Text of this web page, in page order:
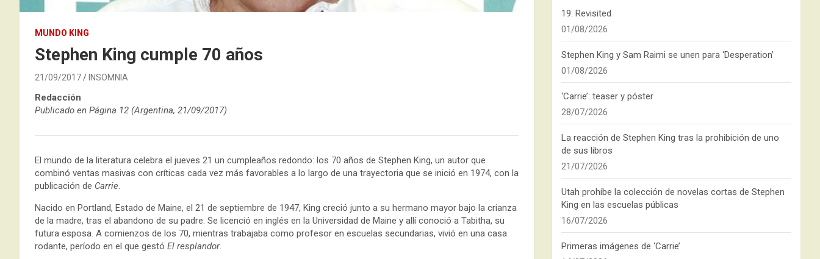
MUNDO KING
Stephen King cumple 70 años
21/09/2017 INSOMNIA
Redacción
Publicado en Página 12 (Argentina, 21/09/2017)
El mundo de la literatura celebra el jueves 21 un cumpleaños redondo: los 70 años de Stephen King, un autor que
combinó ventas masivas con críticas cada vez más favorables a lo largo de una trayectoria que se inició en 1974, con la
publicación de Carrie.
Nacido en Portland, Estado de Maine, el 21 de septiembre de 1947, King creció junto a su hermano mayor bajo la crianza
de la madre, tras el abandono de su padre. Se licenció en inglés en la Universidad de Maine y allí conoció a Tabitha, su
futura esposa. A comienzos de los 70, mientras trabajaba como profesor en escuelas secundarias, vivió en una casa
rodante, período en el que gestó El resplandor.
19: Revisited
01/08/2026
Stephen King y Sam Raimi se unen para ‘Desperation’
01/08/2026
‘Carrie’: teaser y póster
28/07/2026
La reacción de Stephen King tras la prohibición de uno
de sus libros
21/07/2026
Utah prohíbe la colección de novelas cortas de Stephen
King en las escuelas públicas
16/07/2026
Primeras imágenes de ‘Carrie’